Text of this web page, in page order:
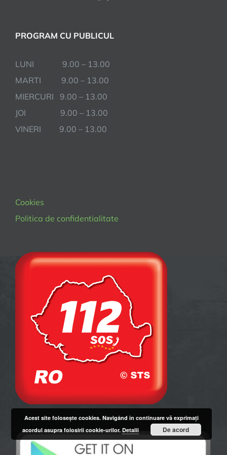
PROGRAM CU PUBLICUL
LUNI 9.00 – 13.00
MARTI 9.00 – 13.00
MIERCURI 9.00 – 13.00
JOI 9.00 – 13.00
VINERI 9.00 – 13.00
Cookies
Politica de confidentialitate
Acest site foloseşte cookies. Navigând în continuare vă exprimaţi
acordul asupra folosirii cookie-urilor. Detalii De acord